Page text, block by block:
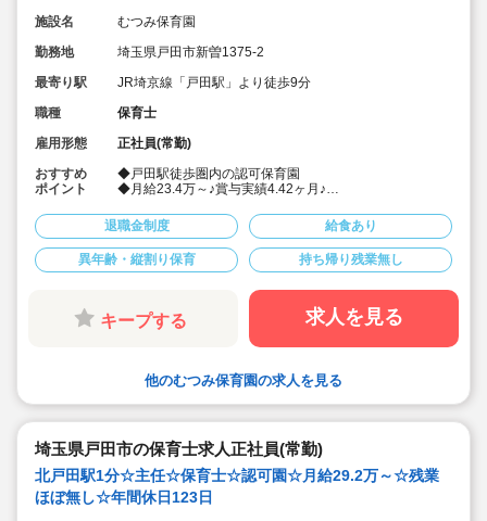
施設名
むつみ保育園
勤務地
埼玉県戸田市新曽1375-2
最寄り駅
JR埼京線「戸田駅」より徒歩9分
職種
保育士
雇用形態
正社員(常勤)
おすすめ
ポイント
◆戸田駅徒歩圏内の認可保育園
◆月給23.4万～♪賞与実績4.42ヶ月♪
◆宿舎借り上げ制度利用可(79,000円 )♪
◆昇給あり、退職金制度あり
◆扶養手当ほか手当ても充実しております。
◆園児40名定員
◆ひとり一人の個性を大切に。日常の保育を大事にして
運営しております
退職金制度 給食あり
異年齢・縦割り保育 持ち帰り残業無し
キープする 求人を見る
他のむつみ保育園の求人を見る
埼玉県戸田市の保育士求人正社員(常勤)
北戸田駅1分☆主任☆保育士☆認可園☆月給29.2万～☆残業
ほぼ無し☆年間休日123日